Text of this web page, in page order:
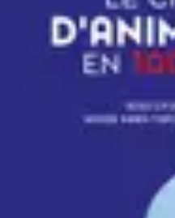
Géographie Explore
ExplorationCartographie et outils
Géographique
Géographie